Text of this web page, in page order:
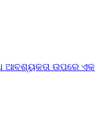
ଆବଶ୍ୟକତା ଉପରେ ଏକ